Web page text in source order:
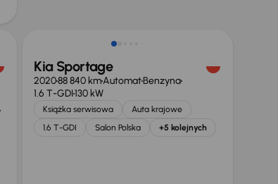
Kia Sportage
202088 840 kmAutomatBenzyna
1.6 T-GDI130 kW
Książka serwisowa
Auta krajowe
1.6 T-GDI
Salon Polska +5 kolejnych